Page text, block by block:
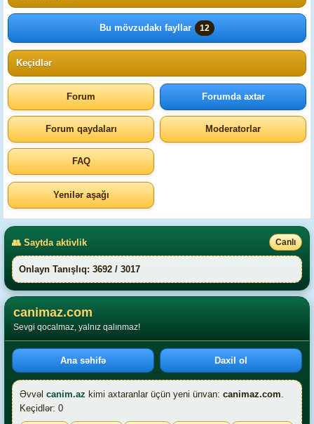
Bu mövzudakı fayllar 12
Keçidlər
Forum Forumda axtar
Forum qaydaları Moderatorlar
FAQ
Yenilər aşağı
👥 Saytda aktivlik Canlı
Onlayn Tanışlıq: 3692 / 3017
canimaz.com
Sevgi qocalmaz, yalnız qalınmaz!
Ana səhifə Daxil ol
Əvvəl canim.az kimi axtaranlar üçün yeni ünvan: canimaz.com.
Keçidlər: 0